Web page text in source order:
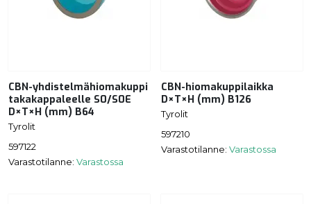
CBN-yhdistelmähiomakuppi
takakappaleelle S0/S0E
D×T×H (mm) B64
Tyrolit
597122
Varastotilanne: Varastossa
CBN-hiomakuppilaikka
D×T×H (mm) B126
Tyrolit
597210
Varastotilanne: Varastossa